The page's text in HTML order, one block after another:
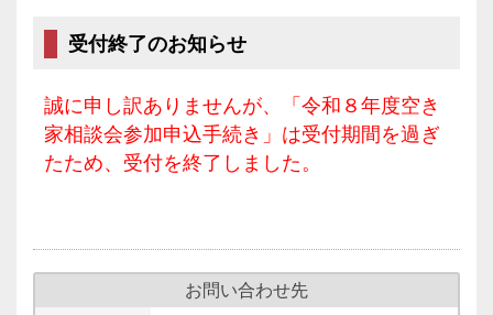
受付終了のお知らせ
誠に申し訳ありませんが、「令和８年度空き
家相談会参加申込手続き」は受付期間を過ぎ
たため、受付を終了しました。
お問い合わせ先